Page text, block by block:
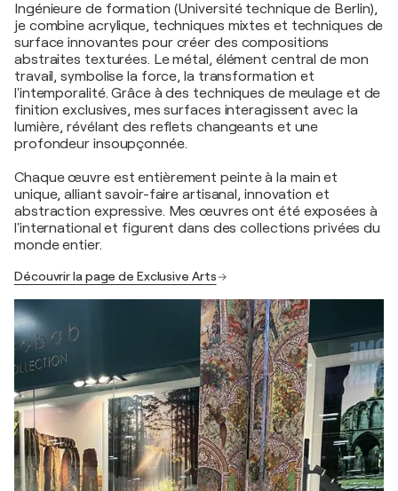
Ingénieure de formation (Université technique de Berlin),
je combine acrylique, techniques mixtes et techniques de
surface innovantes pour créer des compositions
abstraites texturées. Le métal, élément central de mon
travail, symbolise la force, la transformation et
l'intemporalité. Grâce à des techniques de meulage et de
finition exclusives, mes surfaces interagissent avec la
lumière, révélant des reflets changeants et une
profondeur insoupçonnée.
Chaque œuvre est entièrement peinte à la main et
unique, alliant savoir-faire artisanal, innovation et
abstraction expressive. Mes œuvres ont été exposées à
l'international et figurent dans des collections privées du
monde entier.
Découvrir la page de Exclusive Arts